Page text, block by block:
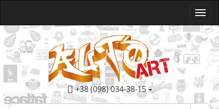
+38 (098) 034-38-15